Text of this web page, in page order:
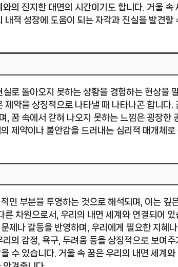
의 진지한 대면의 시간이기도 합니다. 거울 속
적 성장에 도움이 되는 자각과 진실을 발견할
로 돌아오지 못하는 상황을 경험하는 현상을
제약을 상징적으로 나타낼 때 나타나곤 합니다.
, 꿈 속에서 갇혀 나오지 못하는 느낌은 굉장한
제약이나 불안감을 드러내는 심리적 매개체로
인 부분을 투영하는 것으로 해석되며, 이는 깊
차원으로서, 우리의 내면 세계와 연결되어 있
제나 갈등을 반영하며, 우리에게 필요한 지혜
의 감정, 욕구, 두려움 등을 상징적으로 보여주
수 있습니다. 거울 속 꿈은 우리의 내면 세계와